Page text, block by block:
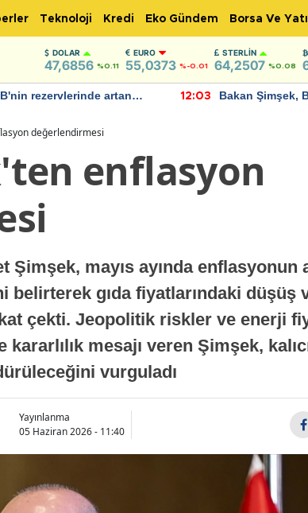
Teknoloji Kredi Eko Gündem Borsa Ve
DOLAR
47,6856 %0.11
EURO
55,0373 %-0.01
STERLIN
64,2507 %0.08
rezervlerinde artan
12:03
Bakan Şimşek,
değerlendirmesi
enflasyon
Şimşek, mayıs ayında enflasyonun
belirterek gıda fiyatlarındaki düşüş
çekti. Jeopolitik riskler ve enerji
mesajı veren Şimşek,
vurguladı
Yayınlanma
05 Haziran 2026 - 11:40